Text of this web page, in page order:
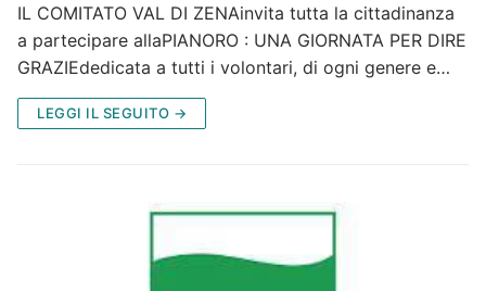
IL COMITATO VAL DI ZENAinvita tutta la cittadinanza
a partecipare allaPIANORO : UNA GIORNATA PER DIRE
GRAZIEdedicata a tutti i volontari, di ogni genere e…
LEGGI IL SEGUITO →